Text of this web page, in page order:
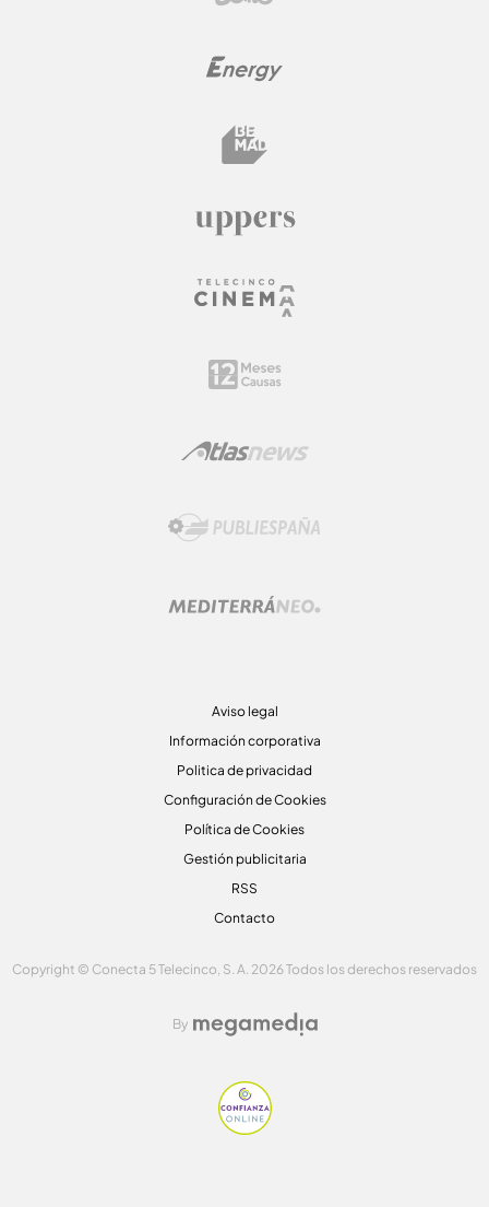
Aviso legal
Información corporativa
Politica de privacidad
Configuración de Cookies
Política de Cookies
Gestión publicitaria
RSS
Contacto
Copyright © Conecta 5 Telecinco, S. A. 2026 Todos los derechos reservados
By